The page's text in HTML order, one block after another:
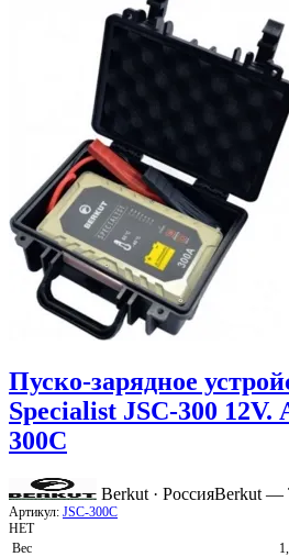
Пуско-зарядное
Specialist JSC-300 12V.
300C
Berkut · РоссияBerkut —
Артикул: JSC-300C
НЕТ
Вес